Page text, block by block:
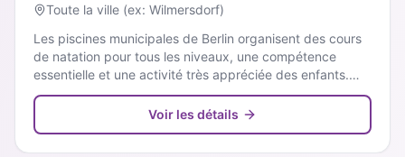
Toute la ville (ex: Wilmersdorf)
Les piscines municipales de Berlin organisent des cours
de natation pour tous les niveaux, une compétence
essentielle et une activité très appréciée des enfants.
Les inscriptions partent vite, pensez à vous y prendre à
Voir les détails